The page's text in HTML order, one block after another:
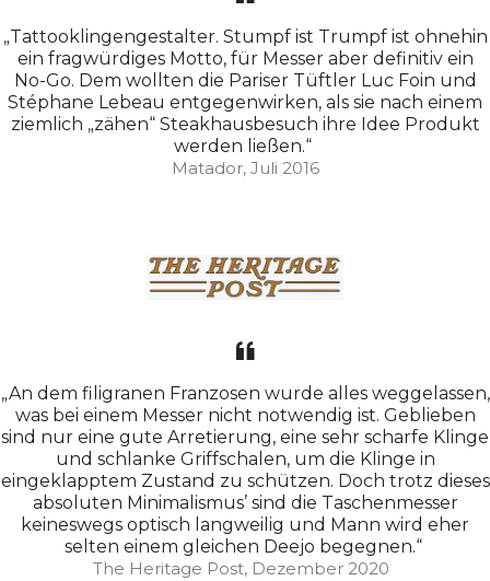
„Tattooklingengestalter. Stumpf ist Trumpf ist ohnehin
ein fragwürdiges Motto, für Messer aber definitiv ein
No-Go. Dem wollten die Pariser Tüftler Luc Foin und
Stéphane Lebeau entgegenwirken, als sie nach einem
ziemlich „zähen“ Steakhausbesuch ihre Idee Produkt
werden ließen.“
Matador, Juli 2016
„An dem filigranen Franzosen wurde alles weggelassen,
was bei einem Messer nicht notwendig ist. Geblieben
sind nur eine gute Arretierung, eine sehr scharfe Klinge
und schlanke Griffschalen, um die Klinge in
eingeklapptem Zustand zu schützen. Doch trotz dieses
absoluten Minimalismus’ sind die Taschenmesser
keineswegs optisch langweilig und Mann wird eher
selten einem gleichen Deejo begegnen.“
The Heritage Post, Dezember 2020